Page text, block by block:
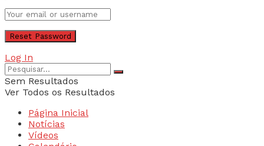
Log In
Sem Resultados
Ver Todos os Resultados
Página Inicial
Notícias
Vídeos